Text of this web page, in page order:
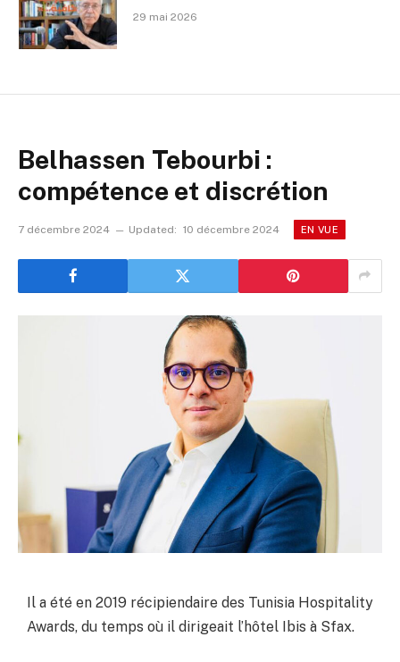
29 mai 2026
Belhassen Tebourbi :
compétence et discrétion
7 décembre 2024 Updated: 10 décembre 2024 EN VUE
Il a été en 2019 récipiendaire des Tunisia Hospitality
Awards, du temps où il dirigeait l’hôtel Ibis à Sfax.